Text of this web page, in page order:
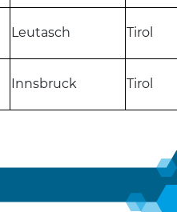
Leutasch Tirol
Innsbruck Tirol